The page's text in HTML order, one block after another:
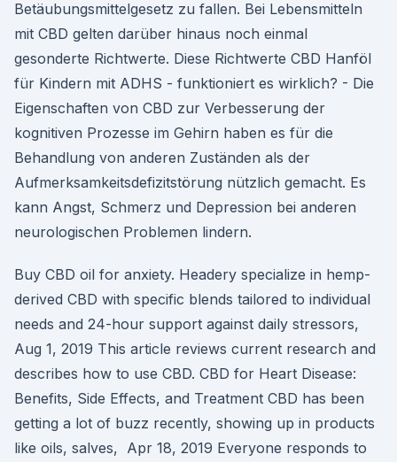
Betäubungsmittelgesetz zu fallen. Bei Lebensmitteln
mit CBD gelten darüber hinaus noch einmal
gesonderte Richtwerte. Diese Richtwerte CBD Hanföl
für Kindern mit ADHS - funktioniert es wirklich? - Die
Eigenschaften von CBD zur Verbesserung der
kognitiven Prozesse im Gehirn haben es für die
Behandlung von anderen Zuständen als der
Aufmerksamkeitsdefizitstörung nützlich gemacht. Es
kann Angst, Schmerz und Depression bei anderen
neurologischen Problemen lindern.
Buy CBD oil for anxiety. Headery specialize in hemp-
derived CBD with specific blends tailored to individual
needs and 24-hour support against daily stressors,
Aug 1, 2019 This article reviews current research and
describes how to use CBD. CBD for Heart Disease:
Benefits, Side Effects, and Treatment CBD has been
getting a lot of buzz recently, showing up in products
like oils, salves, Apr 18, 2019 Everyone responds to